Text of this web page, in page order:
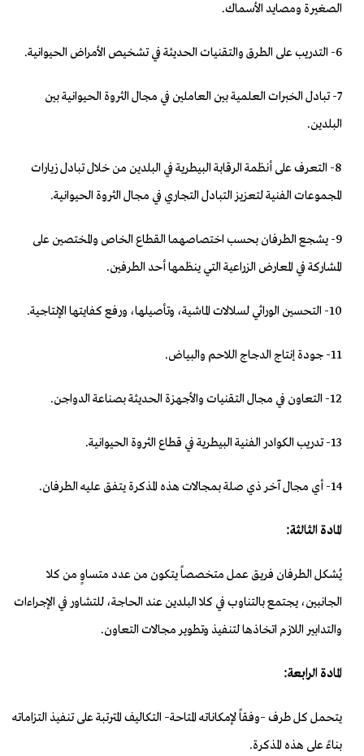
الصغيرة ومصايد الأسماك.
6- التدريب على الطرق والتقنيات الحديثة في تشخيص الأمراض الحيوانية.
7- تبادل الخبرات العلمية بين العاملين في مجال الثروة الحيوانية بين
البلدين.
8- التعرف على أنظمة الرقابة البيطرية في البلدين من خلال تبادل زيارات
المجموعات الفنية لتعزيز التبادل التجاري في مجال الثروة الحيوانية.
9- يشجع الطرفان بحسب اختصاصهما القطاع الخاص والمختصين على
المشاركة في المعارض الزراعية التي ينظمها أحد الطرفين.
10- التحسين الوراثي لسلالات الماشية، وتأصيلها، ورفع كفايتها الإنتاجية.
11- جودة إنتاج الدجاج اللاحم والبياض.
12- التعاون في مجال التقنيات والأجهزة الحديثة بصناعة الدواجن.
13- تدريب الكوادر الفنية البيطرية في قطاع الثروة الحيوانية.
14- أي مجال آخر ذي صلة بمجالات هذه المذكرة يتفق عليه الطرفان.
المادة الثالثة:
يُشكل الطرفان فريق عمل متخصصاً يتكون من عدد متساوٍ من كلا
الجانبين، يجتمع بالتناوب في كلا البلدين عند الحاجة، للتشاور في الإجراءات
والتدابير اللازم اتخاذها لتنفيذ وتطوير مجالات التعاون.
المادة الرابعة:
يتحمل كل طرف –وفقاً لإمكاناته المتاحة– التكاليف المترتبة على تنفيذ التزاماته
بناءً على هذه المذكرة.